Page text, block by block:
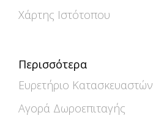
Χάρτης Ιστότοπου
Περισσότερα
Ευρετήριο Κατασκευαστών
Αγορά Δωροεπιταγής